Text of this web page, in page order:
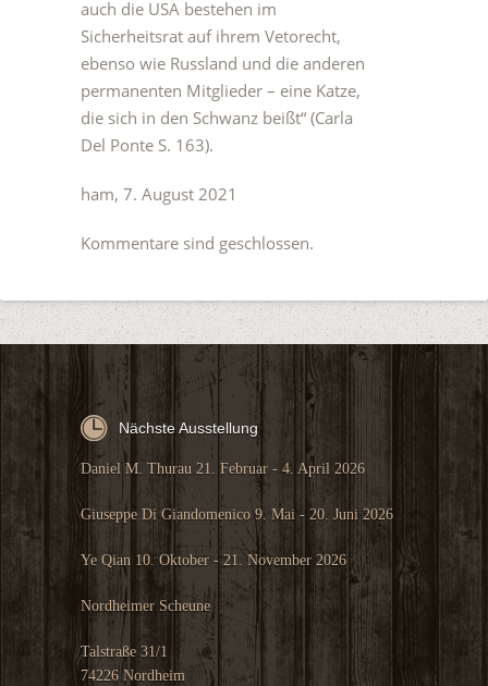
auch die USA bestehen im
Sicherheitsrat auf ihrem Vetorecht,
ebenso wie Russland und die anderen
permanenten Mitglieder – eine Katze,
die sich in den Schwanz beißt“ (Carla
Del Ponte S. 163).
ham, 7. August 2021
Kommentare sind geschlossen.
Nächste Ausstellung
Daniel M. Thurau 21. Februar - 4. April 2026
Giuseppe Di Giandomenico 9. Mai - 20. Juni 2026
Ye Qian 10. Oktober - 21. November 2026
Nordheimer Scheune
Talstraße 31/1
74226 Nordheim